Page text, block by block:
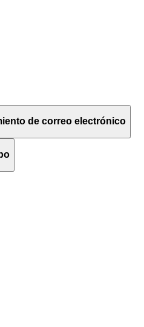
de correo electrónico